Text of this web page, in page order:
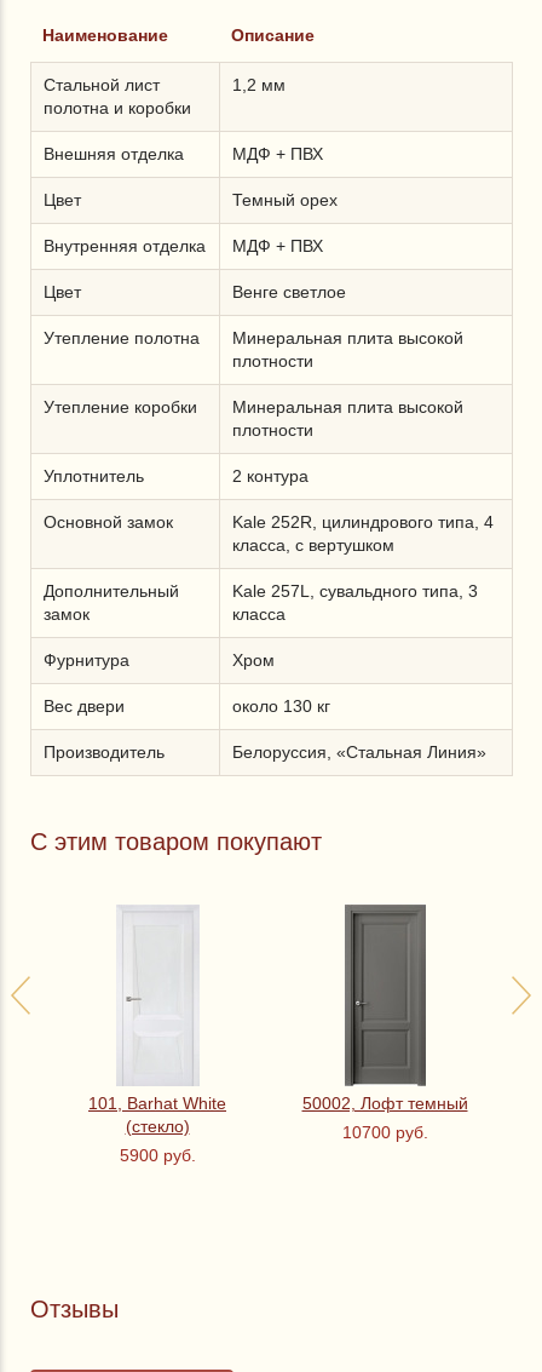
Наименование Описание
Стальной лист
полотна и коробки
1,2 мм
Внешняя отделка МДФ + ПВХ
Цвет Темный орех
Внутренняя отделка МДФ + ПВХ
Цвет Венге светлое
Утепление полотна
Минеральная плита высокой
плотности
Утепление коробки
Минеральная плита высокой
плотности
Уплотнитель 2 контура
Основной замок
Kale 252R, цилиндрового типа, 4
класса, с вертушком
Дополнительный
замок
Kale 257L, сувальдного типа, 3
класса
Фурнитура Хром
Вес двери около 130 кг
Производитель Белоруссия, «Стальная Линия»
С этим товаром покупают
101, Barhat White
(стекло)
5900 руб.
50002, Лофт темный
10700 руб.
Отзывы